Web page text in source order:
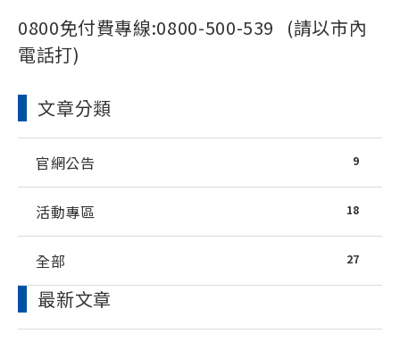
文章分類
官網公告 9
活動專區 18
全部 27
最新文章
0800免付費專線:0800-500-539 (請以市內
電話打)